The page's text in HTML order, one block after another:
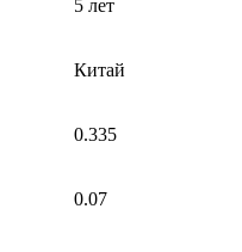
5 лет
Китай
0.335
0.07